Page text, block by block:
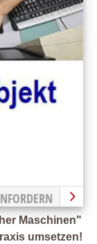
Maschinen"
umsetzen!